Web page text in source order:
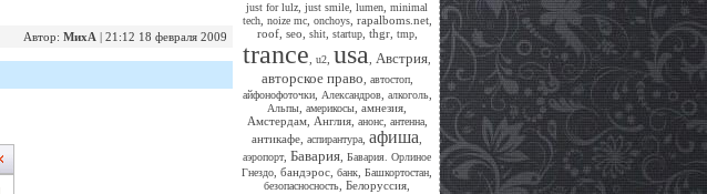
Автор: МихА | 21:12 18 февраля 2009
just for lulz just smile lumen minimal
tech, noize mc, onchoys, rapalboms.net,
roof, seo shit, startup, thgr, tmp,
trance u2 usa Австрия
авторское право автостоп,
айфонофоточки, Александров, алкоголь,
Альпы америкосы амнезия
Амстердам, Англия, анонс, антенна,
антикафе аспирантура афиша
аэропорт, Бавария Бавария. Орлиное
Гнездо бандэрос банк Башкортостан
безопасносность Белоруссия